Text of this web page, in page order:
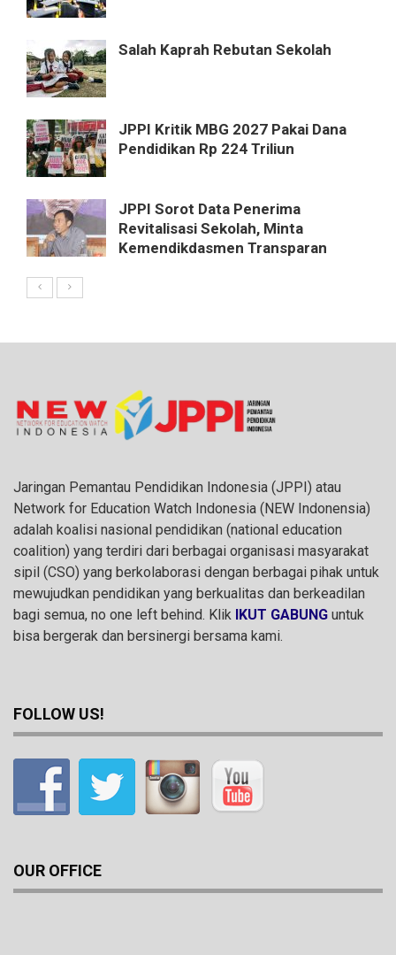
Salah Kaprah Rebutan Sekolah
JPPI Kritik MBG 2027 Pakai Dana
Pendidikan Rp 224 Triliun
JPPI Sorot Data Penerima
Revitalisasi Sekolah, Minta
Kemendikdasmen Transparan
Jaringan Pemantau Pendidikan Indonesia (JPPI) atau
Network for Education Watch Indonesia (NEW Indonensia)
adalah koalisi nasional pendidikan (national education
coalition) yang terdiri dari berbagai organisasi masyarakat
sipil (CSO) yang berkolaborasi dengan berbagai pihak untuk
mewujudkan pendidikan yang berkualitas dan berkeadilan
bagi semua, no one left behind. Klik IKUT GABUNG untuk
bisa bergerak dan bersinergi bersama kami.
FOLLOW US!
OUR OFFICE